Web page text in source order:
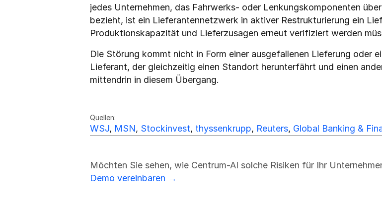
jedes Unternehmen, das Fahrwerks- oder Lenkungskomponenten
bezieht, ist ein Lieferantennetzwerk in aktiver Restrukturierung ein
Produktionskapazität und Lieferzusagen erneut verifiziert werden
Die Störung kommt nicht in Form einer ausgefallenen Lieferung oder
Lieferant, der gleichzeitig einen Standort herunterfährt und einen
mittendrin in diesem Übergang.
Quellen:
WSJ, MSN, Stockinvest, thyssenkrupp, Reuters, Global Banking &
Möchten Sie sehen, wie Centrum-AI solche Risiken für Ihr
Demo vereinbaren →